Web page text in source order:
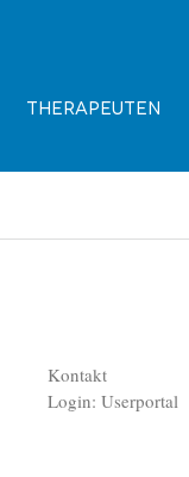
Therapeuten
Kontakt
Login: Userportal